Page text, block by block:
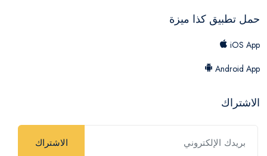
حمل تطبيق كذا ميزة
iOS App
Android App
الاشتراك
الاشتراك